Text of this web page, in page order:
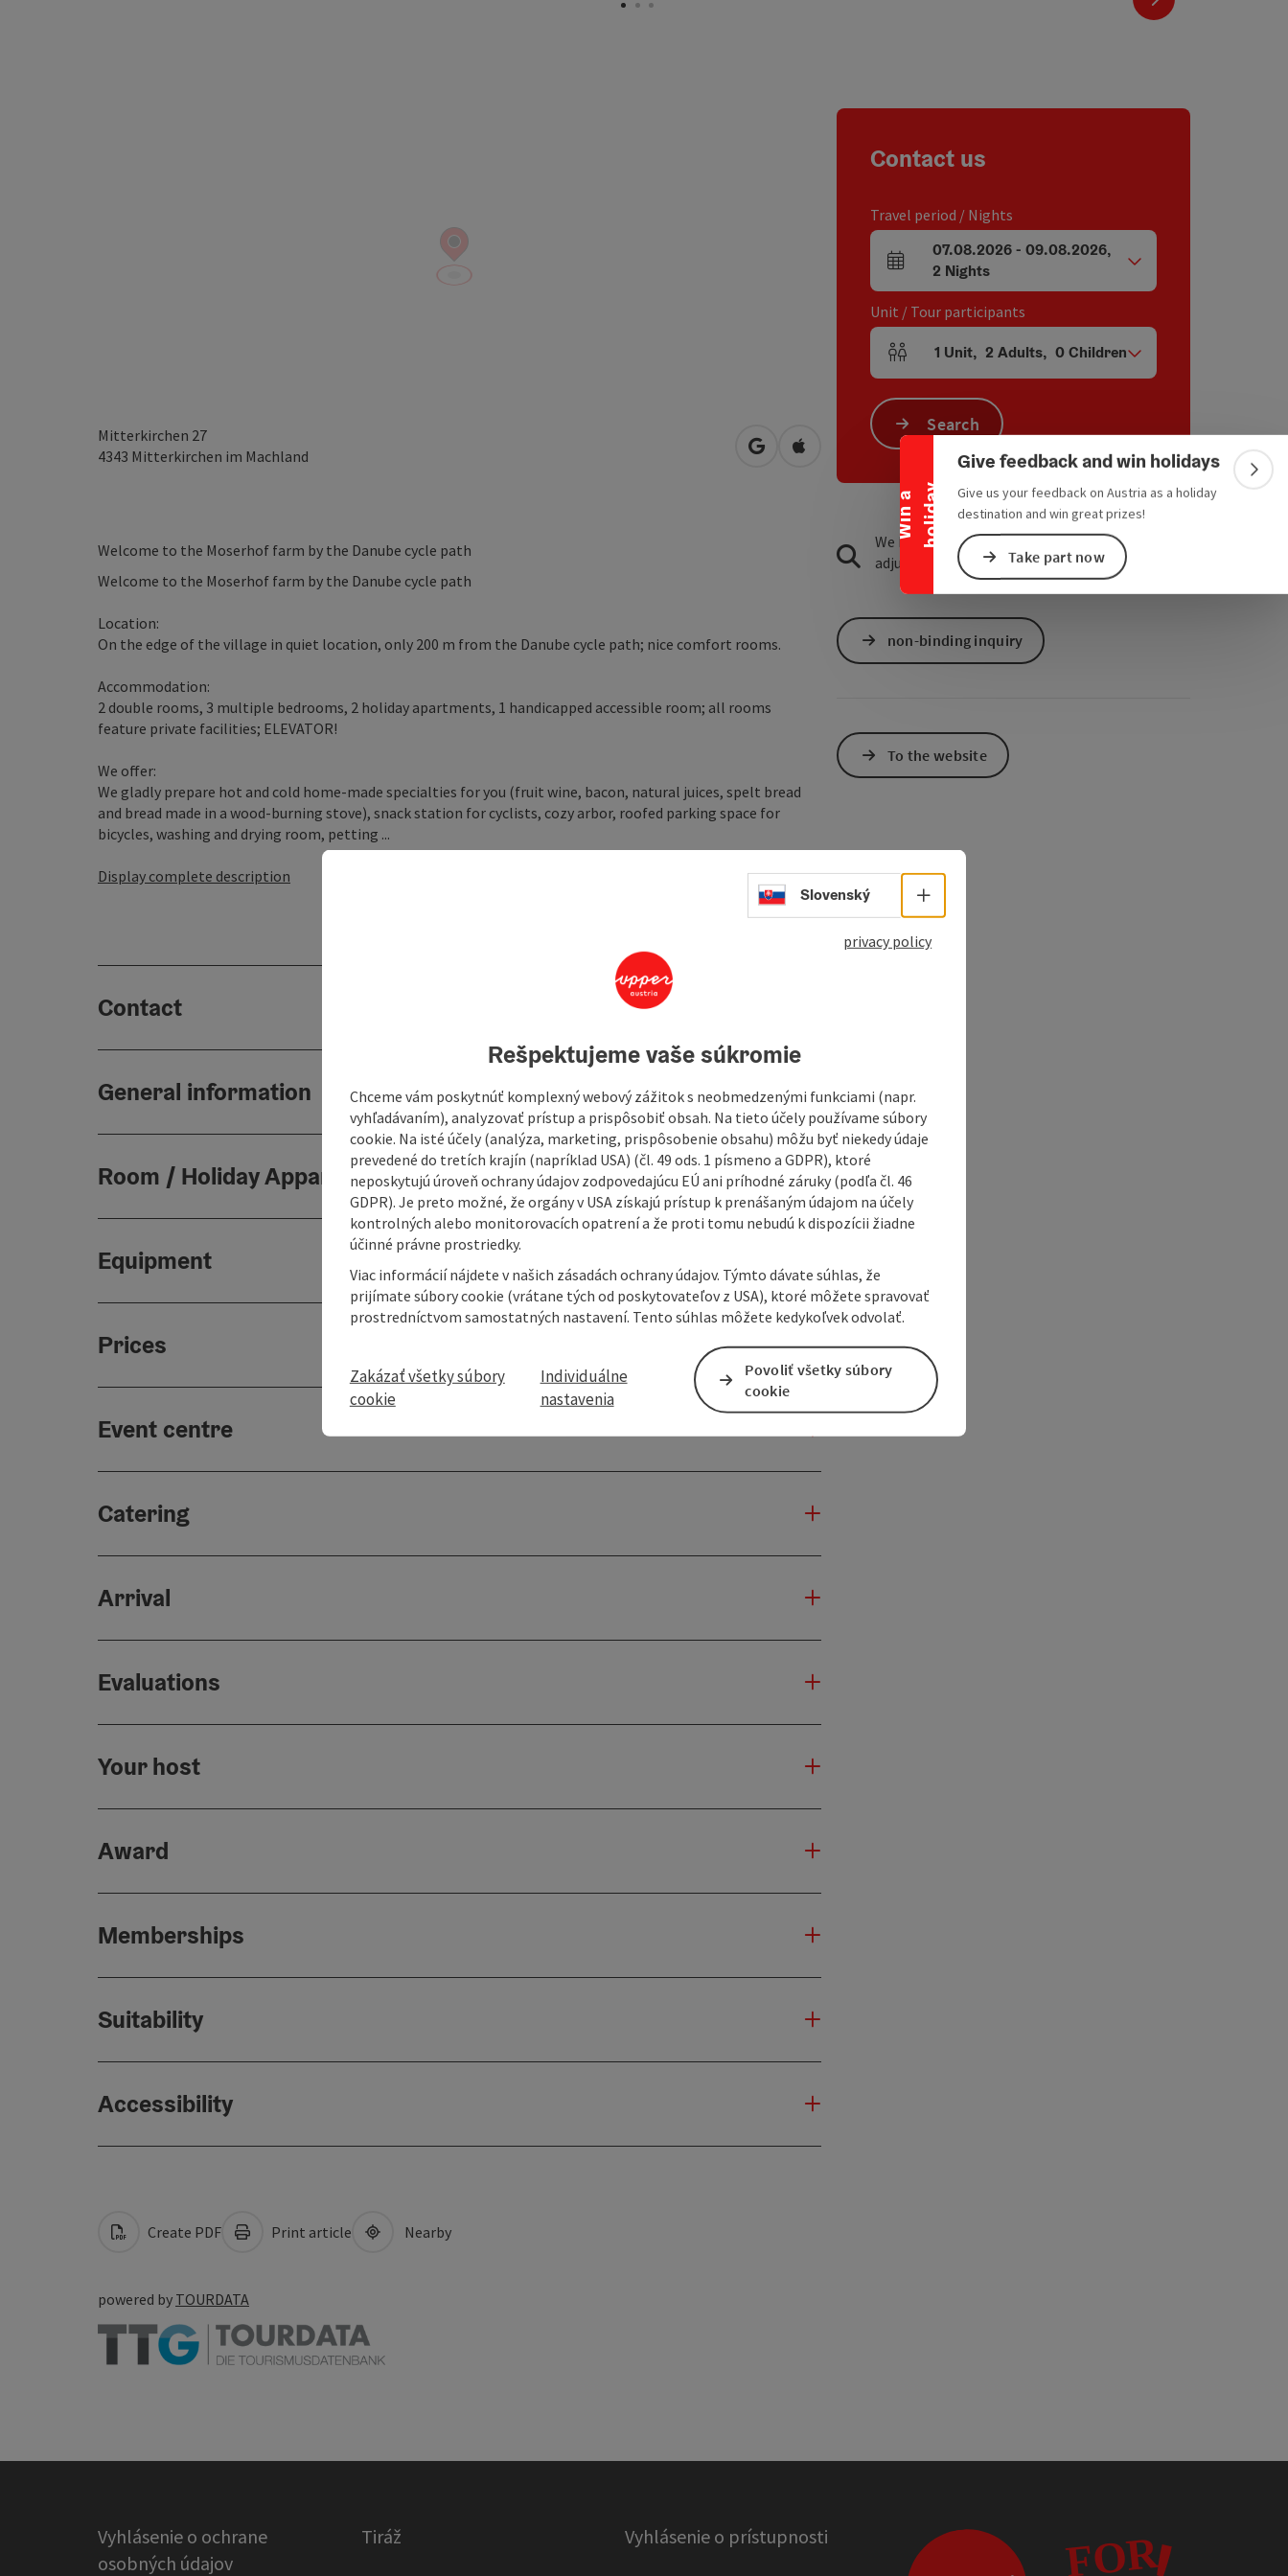
W
i
n
a
h
o
l
i
d
a y
Collapse banner Give feedback and win holidays
Give us your feedback on Austria as a holiday
destination and win great prizes!
Take part now
Mitterkirchen 27
4343 Mitterkirchen im Machland open in Google Maps
Open in Apple Maps
Welcome to the Moserhof farm by the Danube cycle path
Welcome to the Moserhof farm by the Danube cycle path
Location:
On the edge of the village in quiet location, only 200 m from the Danube cycle path; nice comfort rooms.
Accommodation:
2 double rooms, 3 multiple bedrooms, 2 holiday apartments, 1 handicapped accessible room; all rooms
feature private facilities; ELEVATOR!
We offer:
We gladly prepare hot and cold home-made specialties for you (fruit wine, bacon, natural juices, spelt bread
and bread made in a wood-burning stove), snack station for cyclists, cozy arbor, roofed parking space for
bicycles, washing and drying room, petting ...
Display complete description
Contact
General information
Room / Holiday Appartement
Equipment
Prices
Event centre
Catering
Arrival
Evaluations
Your host
Award
Memberships
Suitability
Accessibility
Contact us
Travel period / Nights
arrival and departure fields
07.08.2026- 09.08.2026,
2 Nights
Unit / Tour participants
Number of units and person fields
1 Unit, 2 Adults, 0 Children
Search
We have not found any search results. Please
adjust the filter functions!
non-binding inquiry
To the website
Create PDF Print article Nearby
powered by TOURDATA
Vyhlásenie o ochrane
osobných údajov
Tiráž Vyhlásenie o prístupnosti
Select language - Open menu
Slovenský
privacy policy
Rešpektujeme vaše súkromie
Chceme vám poskytnúť komplexný webový zážitok s neobmedzenými funkciami (napr.
vyhľadávaním), analyzovať prístup a prispôsobiť obsah. Na tieto účely používame súbory
cookie. Na isté účely (analýza, marketing, prispôsobenie obsahu) môžu byť niekedy údaje
prevedené do tretích krajín (napríklad USA) (čl. 49 ods. 1 písmeno a GDPR), ktoré
neposkytujú úroveň ochrany údajov zodpovedajúcu EÚ ani príhodné záruky (podľa čl. 46
GDPR). Je preto možné, že orgány v USA získajú prístup k prenášaným údajom na účely
kontrolných alebo monitorovacích opatrení a že proti tomu nebudú k dispozícii žiadne
účinné právne prostriedky.
Viac informácií nájdete v našich zásadách ochrany údajov. Týmto dávate súhlas, že
prijímate súbory cookie (vrátane tých od poskytovateľov z USA), ktoré môžete spravovať
prostredníctvom samostatných nastavení. Tento súhlas môžete kedykoľvek odvolať.
Zakázať všetky súbory
cookie
Individuálne
nastavenia
Povoliť všetky súbory
cookie